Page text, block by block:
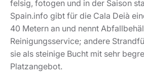
felsig, fotogen und in der Saison
Spain.info gibt für die Cala Deià
40 Metern an und nennt
Reinigungsservice; andere
sie als steinige Bucht mit sehr
Platzangebot.